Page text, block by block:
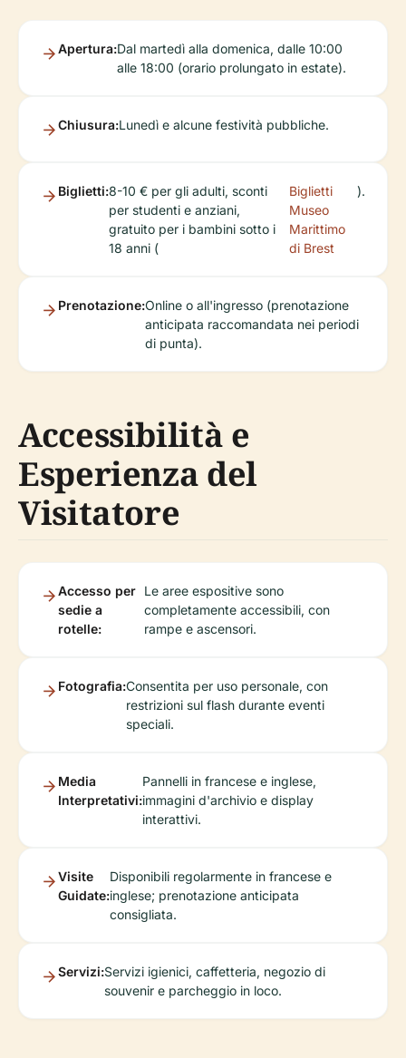
Apertura:Dal martedì alla domenica, dalle 10:00
alle 18:00 (orario prolungato in estate).
Chiusura:Lunedì e alcune festività pubbliche.
Biglietti:8-10 € per gli adulti, sconti
per studenti e anziani,
gratuito per i bambini sotto i
18 anni (
Biglietti
Museo
Marittimo
di Brest
).
Prenotazione:Online o all'ingresso (prenotazione
anticipata raccomandata nei periodi
di punta).
Accessibilità e
Esperienza del
Visitatore
Accesso per
sedie a
rotelle:
Le aree espositive sono
completamente accessibili, con
rampe e ascensori.
Fotografia:Consentita per uso personale, con
restrizioni sul flash durante eventi
speciali.
Media
Interpretativi:
Pannelli in francese e inglese,
immagini d'archivio e display
interattivi.
Visite
Guidate:
Disponibili regolarmente in francese e
inglese; prenotazione anticipata
consigliata.
Servizi:Servizi igienici, caffetteria, negozio di
souvenir e parcheggio in loco.